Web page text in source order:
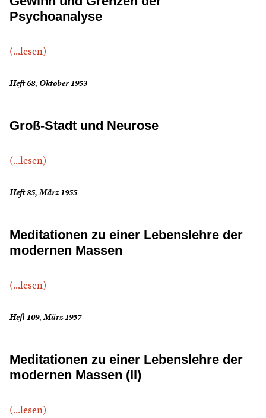
Psychoanalyse
(...lesen)
Heft 68, Oktober 1953
Groß-Stadt und Neurose
(...lesen)
Heft 85, März 1955
Meditationen zu einer Lebenslehre der
modernen Massen
(...lesen)
Heft 109, März 1957
Meditationen zu einer Lebenslehre der
modernen Massen (II)
(...lesen)